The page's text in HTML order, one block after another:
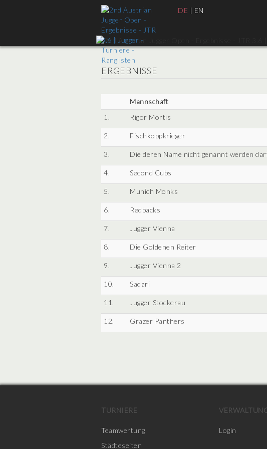
DE | EN
ERGEBNISSE
Mannschaft
1.
Rigor Mortis
2. Fischkoppkrieger
3. Die deren Name nicht genannt werden
4. Second Cubs
5. Munich Monks
6. Redbacks
7. Jugger Vienna
8. Die Goldenen Reiter
9. Jugger Vienna 2
10. Sadari
11. Jugger Stockerau
12. Grazer Panthers
TURNIERE
Teamwertung
Städteseiten
Login